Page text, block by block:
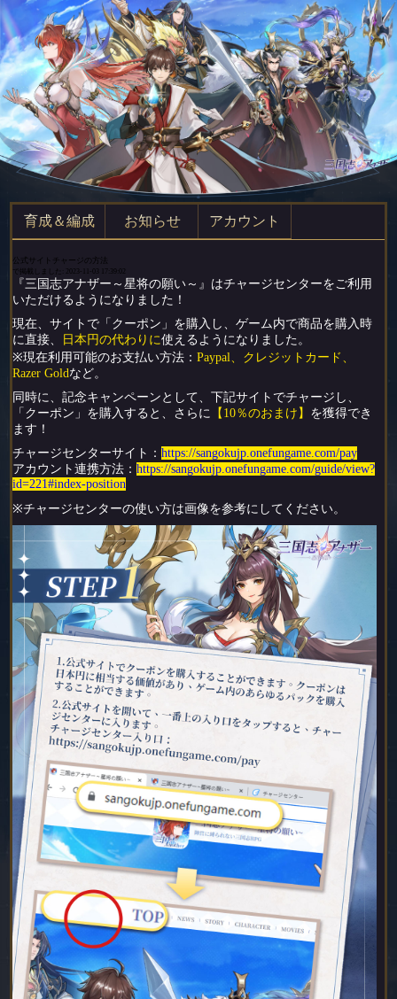
育成＆編成 お知らせ アカウント
公式サイトチャージの方法
で掲載しました: 2023-11-03 17:39:02
『三国志アナザー～星将の願い～』はチャージセンターをご利用
いただけるようになりました！
現在、サイトで「クーポン」を購入し、ゲーム内で商品を購入時
に直接、
日本円の代わりに使えるようになりました。
※現在利用可能のお支払い方法：Paypal、クレジットカード、
Razer Goldなど。
同時に、記念キャンペーンとして、下記サイトでチャージし、
「クーポン」を購入すると、さらに
【10％のおまけ】 を獲得でき
ます！
チャージセンターサイト：https://sangokujp.onefungame.com/pay
アカウント連携方法 ：https://sangokujp.onefungame.com/guide/view?
id=221#index-position
※チャージセンターの使い方は画像を参考にしてください。